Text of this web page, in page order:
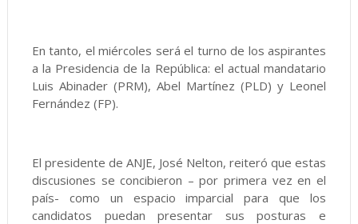
En tanto, el miércoles será el turno de los aspirantes
a la Presidencia de la República: el actual mandatario
Luis Abinader (PRM), Abel Martínez (PLD) y Leonel
Fernández (FP).
El presidente de ANJE, José Nelton, reiteró que estas
discusiones se concibieron – por primera vez en el
país- como un espacio imparcial para que los
candidatos puedan presentar sus posturas e